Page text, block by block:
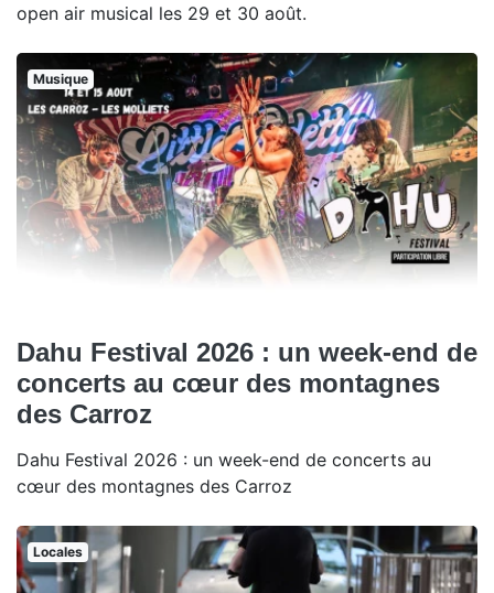
open air musical les 29 et 30 août.
Musique
Dahu Festival 2026 : un week-end de
concerts au cœur des montagnes
des Carroz
Dahu Festival 2026 : un week-end de concerts au
cœur des montagnes des Carroz
Locales